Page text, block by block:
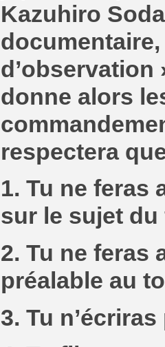
Kazuhiro
d’observation
donne alors
respectera
1. Tu ne feras
sur le sujet du
2. Tu ne feras
préalable au
3. Tu